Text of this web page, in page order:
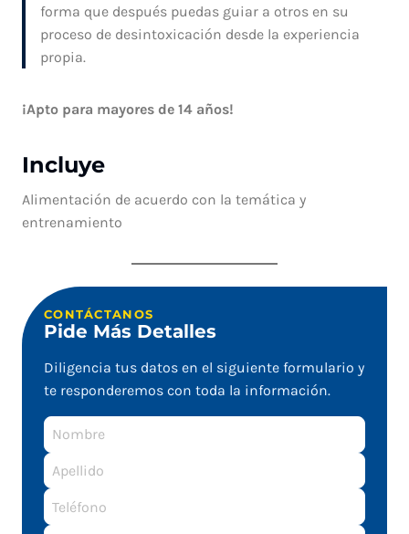
forma que después puedas guiar a otros en su
proceso de desintoxicación desde la experiencia
propia.
¡Apto para mayores de 14 años!
Incluye
Alimentación de acuerdo con la temática y
entrenamiento
CONTÁCTANOS
Pide Más Detalles
Diligencia tus datos en el siguiente formulario y
te responderemos con toda la información.
Nombre
Apellido